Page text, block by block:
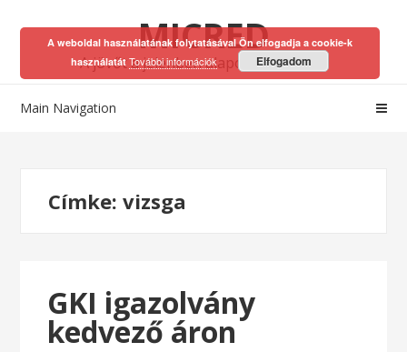
to
navigation
to
content
MICRED
A jövőt a jelenben alapozhatod meg!
Main Navigation
Címke:vizsga
GKI igazolvány
kedvező áron
A weboldal használatának folytatásával Ön elfogadja a cookie-k
használatátTovábbi információk Elfogadom